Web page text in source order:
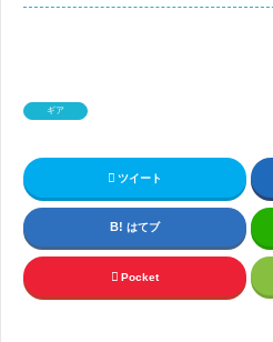
ギア
ツイート
はてブ
Pocket